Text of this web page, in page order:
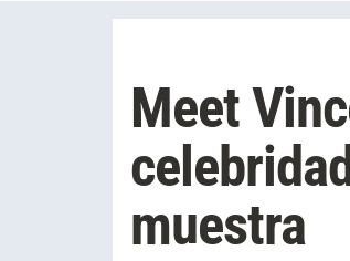
Meet
muestra